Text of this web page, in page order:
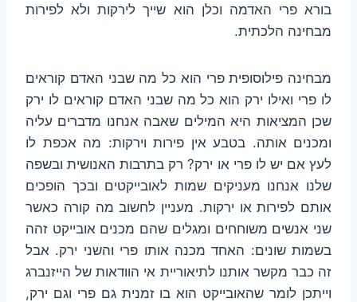
בורא פרי האדמה וכלן הוא שייך לירקות ולא לפירות
מבחינה הלכתית.
מבחינה פילוסופית פרי הוא כל מה שבני האדם קוראים
לו פרי ואילו ירק הוא כל מה שבני האדם קוראים לו ירק
שכן המציאות היא המילים שאבה אנחנו מדברים עליה
ומכנים אותה. בטבע אין פירות וירקות: מה אכפת לו
לעץ אם יש לו פרי או ירק? רק בתרבות האנושית ובשפה
שלנו אנחנו מעניקים שמות לאובייקטים ובכך הופכים
אותם לפירות או ירקות. מעניין לחשוב מה קורה כאשר
שני אנשים משוחחים ומגלים שהם מכנים אובייקט זהה
בשמות שונים: האחד מכנה אותו פרי והשני ירק. אבל
זה כבר מקשר אותנו לתיאוריית אי הוודאות של הייזנברג
וייתכן לומר שהאובייקט הוא בו זמנית גם פרי וגם ירק,